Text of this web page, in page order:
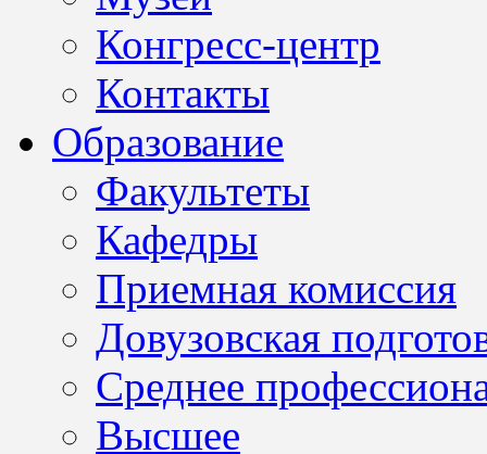
Конгресс-центр
Контакты
Образование
Факультеты
Кафедры
Приемная комиссия
Довузовская
Среднее
Высшее